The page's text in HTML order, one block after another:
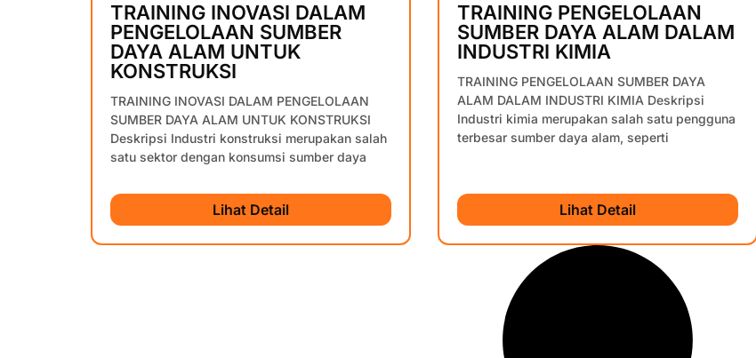
TRAINING INOVASI DALAM
PENGELOLAAN SUMBER
DAYA ALAM UNTUK
KONSTRUKSI
TRAINING INOVASI DALAM PENGELOLAAN
SUMBER DAYA ALAM UNTUK KONSTRUKSI
Deskripsi Industri konstruksi merupakan salah
satu sektor dengan konsumsi sumber daya
Lihat Detail
TRAINING PENGELOLAAN
SUMBER DAYA ALAM DALAM
INDUSTRI KIMIA
TRAINING PENGELOLAAN SUMBER DAYA
ALAM DALAM INDUSTRI KIMIA Deskripsi
Industri kimia merupakan salah satu pengguna
terbesar sumber daya alam, seperti
Lihat Detail